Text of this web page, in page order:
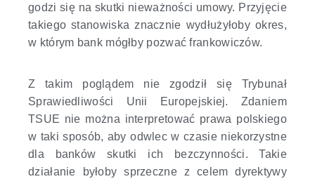
godzi się na skutki nieważności umowy. Przyjęcie
takiego stanowiska znacznie wydłużyłoby okres,
w którym bank mógłby pozwać frankowiczów.
Z takim poglądem nie zgodził się Trybunał
Sprawiedliwości Unii Europejskiej. Zdaniem
TSUE nie można interpretować prawa polskiego
w taki sposób, aby odwlec w czasie niekorzystne
dla banków skutki ich bezczynności. Takie
działanie byłoby sprzeczne z celem dyrektywy